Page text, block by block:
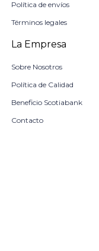
Política de envíos
Términos legales
La Empresa
Sobre Nosotros
Política de Calidad
Beneficio Scotiabank
Contacto